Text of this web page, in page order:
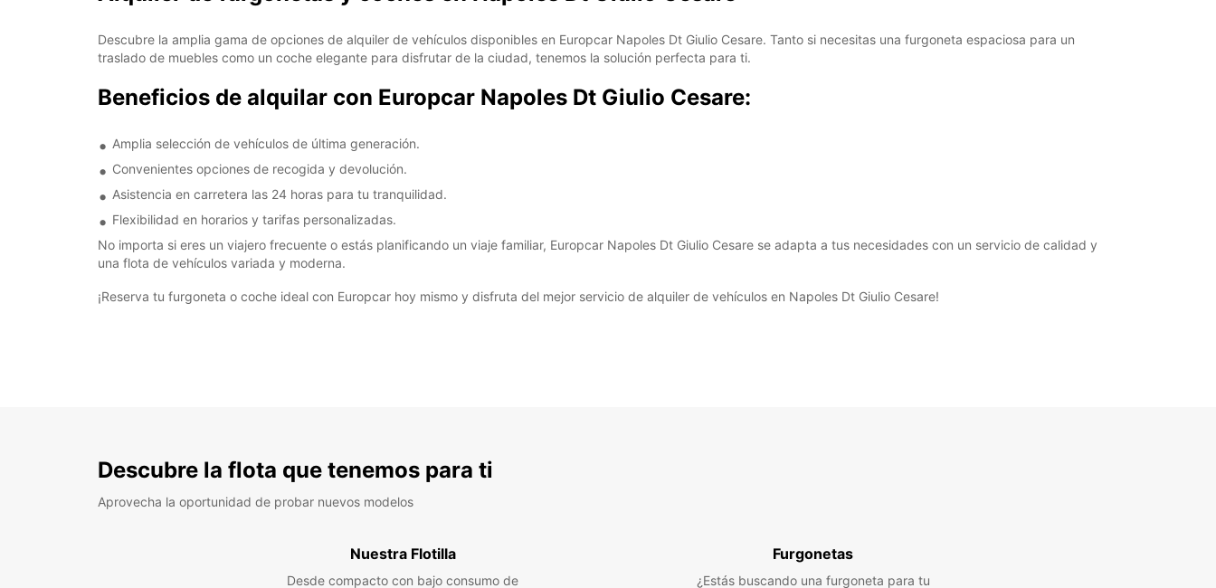
Descubre la amplia gama de opciones de alquiler de vehículos disponibles en Europcar Napoles Dt Giulio Cesare. Tanto si necesitas una furgoneta espaciosa para un
traslado de muebles como un coche elegante para disfrutar de la ciudad, tenemos la solución perfecta para ti.
Beneficios de alquilar con Europcar Napoles Dt Giulio Cesare:
Amplia selección de vehículos de última generación.
Convenientes opciones de recogida y devolución.
Asistencia en carretera las 24 horas para tu tranquilidad.
Flexibilidad en horarios y tarifas personalizadas.
No importa si eres un viajero frecuente o estás planificando un viaje familiar, Europcar Napoles Dt Giulio Cesare se adapta a tus necesidades con un servicio de calidad y
una flota de vehículos variada y moderna.
¡Reserva tu furgoneta o coche ideal con Europcar hoy mismo y disfruta del mejor servicio de alquiler de vehículos en Napoles Dt Giulio Cesare!
Descubre la flota que tenemos para ti
Aprovecha la oportunidad de probar nuevos modelos
Nuestra Flotilla
Desde compacto con bajo consumo de
Furgonetas
¿Estás buscando una furgoneta para tu